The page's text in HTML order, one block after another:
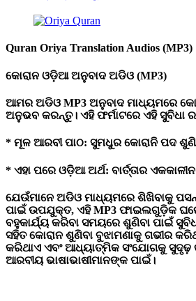
Quran Oriya Translation Audios (MP3)
କୋରାନ ଓଡ଼ିଆଅନୁବାଦ ଅଡିଓ (MP3)
ଆମର ଅଡିଓ MP3 ଅନୁବାଦ ମାଧ୍ୟମରେ
ଅନୁଭବ କରନ୍ତୁ। ଏହି ଫର୍ମାଟରେ ଏହି ସୁବିଧା
* ମୂଳ ଆରବୀ ପାଠ: ସୁମଧୁର କୋରାନି ପଦ
* ଏହା ପରେ ଓଡ଼ିଆ ଅର୍ଥ: ବାର୍ତ୍ତାର
ଯେଉଁମାନେ ଅଡିଓ ମାଧ୍ୟମରେ ଶିଖିବାକୁ
ପାଇଁ ଉପଯୁକ୍ତ, ଏହି MP3 ଫାଇଲଗୁଡ଼ିକ
ବହୁକାର୍ଯ୍ୟ କରିବା ସମୟରେ ଶୁଣିବା ପାଇଁ
ସହିତ କୋରାନ ଶୁଣିବା ବୁଝାମଣାକୁ ଗଭୀର
କରିଥାଏ ଏବଂ ଆଧ୍ୟାତ୍ମିକ ସଂଯୋଗକୁ
ଆରବୀୟ ଭାଷାଭାଷୀମାନଙ୍କ ପାଇଁ।